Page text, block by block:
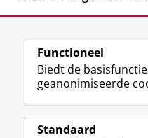
Volg de RUG
Functioneel
Biedt de
geanonimiseerde
Standaard